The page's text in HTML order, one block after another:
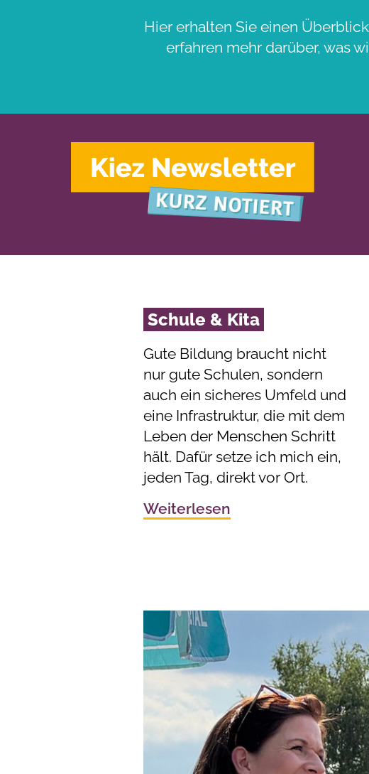
Hier erhalten Sie einen
erfahren mehr darüber, was
Schule & Kita
Gute Bildung braucht nicht
nur gute Schulen, sondern
auch ein sicheres Umfeld und
eine Infrastruktur, die mit dem
Leben der Menschen Schritt
hält. Dafür setze ich mich ein,
jeden Tag, direkt vor Ort.
Weiterlesen